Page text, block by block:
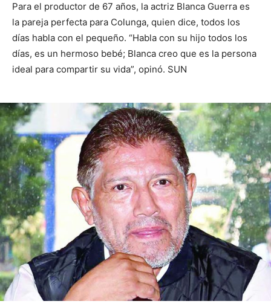
Para el productor de 67 años, la actriz Blanca Guerra es
la pareja perfecta para Colunga, quien dice, todos los
días habla con el pequeño. “Habla con su hijo todos los
días, es un hermoso bebé; Blanca creo que es la persona
ideal para compartir su vida”, opinó. SUN